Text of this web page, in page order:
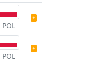
POL
POL